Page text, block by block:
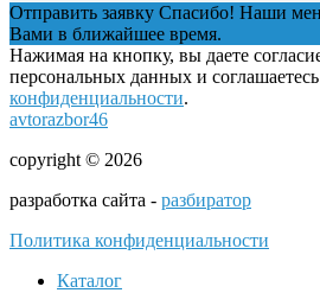
Отправить заявку Спасибо! Наши
Вами в ближайшее время.
Нажимая на кнопку, вы даете
персональных данных и
конфиденциальности.
avtorazbor46
copyright © 2026
разработка сайта - разбиратор
Политика конфиденциальности
Каталог